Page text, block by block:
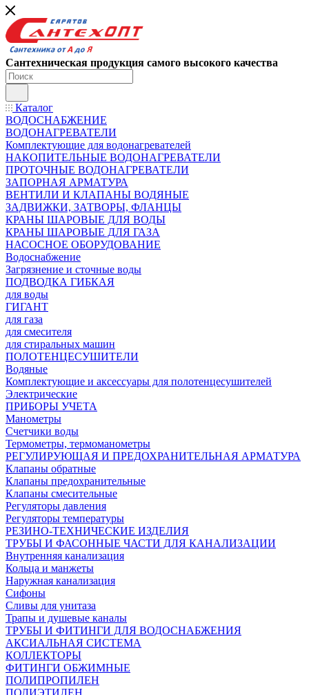
Сантехническая продукция самого высокого качества
Каталог
ВОДОСНАБЖЕНИЕ
ВОДОНАГРЕВАТЕЛИ
Комплектующие для водонагревателей
НАКОПИТЕЛЬНЫЕ ВОДОНАГРЕВАТЕЛИ
ПРОТОЧНЫЕ ВОДОНАГРЕВАТЕЛИ
ЗАПОРНАЯ АРМАТУРА
ВЕНТИЛИ И КЛАПАНЫ ВОДЯНЫЕ
ЗАДВИЖКИ, ЗАТВОРЫ, ФЛАНЦЫ
КРАНЫ ШАРОВЫЕ ДЛЯ ВОДЫ
КРАНЫ ШАРОВЫЕ ДЛЯ ГАЗА
НАСОСНОЕ ОБОРУДОВАНИЕ
Водоснабжение
Загрязнение и сточные воды
ПОДВОДКА ГИБКАЯ
для воды
ГИГАНТ
для газа
для смесителя
для стиральных машин
ПОЛОТЕНЦЕСУШИТЕЛИ
Водяные
Комплектующие и аксессуары для полотенцесушителей
Электрические
ПРИБОРЫ УЧЕТА
Манометры
Счетчики воды
Термометры, термоманометры
РЕГУЛИРУЮЩАЯ И ПРЕДОХРАНИТЕЛЬНАЯ АРМАТУРА
Клапаны обратные
Клапаны предохранительные
Клапаны смесительные
Регуляторы давления
Регуляторы температуры
РЕЗИНО-ТЕХНИЧЕСКИЕ ИЗДЕЛИЯ
ТРУБЫ И ФАСОННЫЕ ЧАСТИ ДЛЯ КАНАЛИЗАЦИИ
Внутренняя канализация
Кольца и манжеты
Наружная канализация
Сифоны
Сливы для унитаза
Трапы и душевые каналы
ТРУБЫ И ФИТИНГИ ДЛЯ ВОДОСНАБЖЕНИЯ
АКСИАЛЬНАЯ СИСТЕМА
КОЛЛЕКТОРЫ
ФИТИНГИ ОБЖИМНЫЕ
ПОЛИПРОПИЛЕН
ПОЛИЭТИЛЕН